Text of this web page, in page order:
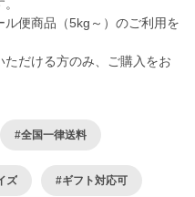
便商品（5kg～）のご利用を
だける方のみ、ご購入をお
#全国一律送料
ズ #ギフト対応可